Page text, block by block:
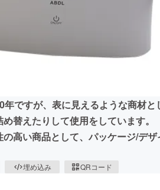
ですが、表に見えるような商材と
め替えたりして使用をしています
高い商品として、パッケージ/デザ
埋め込み QRコード